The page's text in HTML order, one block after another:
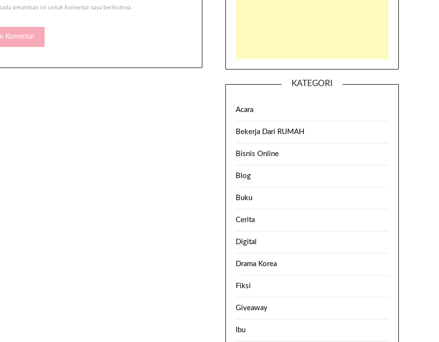
peramban ini untuk komentar saya berikutnya.
KATEGORI
Acara
Bekerja Dari RUMAH
Bisnis Online
Blog
Buku
Cerita
Digital
Drama Korea
Fiksi
Giveaway
Ibu